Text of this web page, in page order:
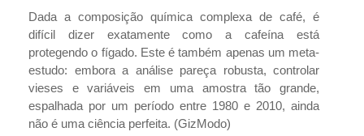
Dada a composição química complexa de café, é
difícil dizer exatamente como a cafeína está
protegendo o fígado. Este é também apenas um meta-
estudo: embora a análise pareça robusta, controlar
vieses e variáveis ​​em uma amostra tão grande,
espalhada por um período entre 1980 e 2010, ainda
não é uma ciência perfeita. (GizModo)